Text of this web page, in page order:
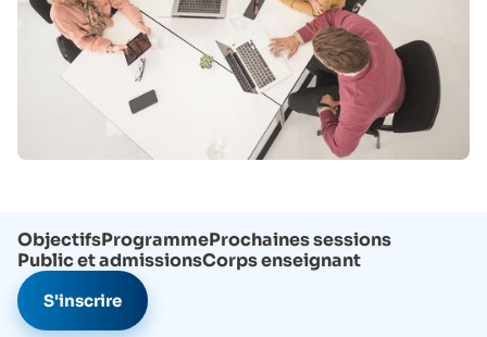
ObjectifsProgrammeProchaines sessions
Public et admissionsCorps enseignant
S'inscrire